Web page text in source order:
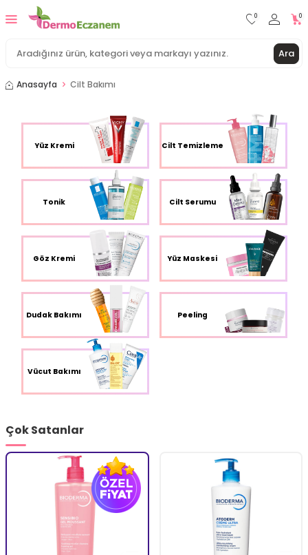
Ara
0 0
Anasayfa Cilt Bakımı
Yüz Kremi Cilt Temizleme
Tonik Cilt Serumu
Göz Kremi Yüz Maskesi
Dudak Bakımı Peeling
Vücut Bakımı
Çok Satanlar